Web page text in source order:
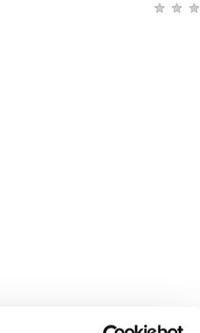
★
★
★